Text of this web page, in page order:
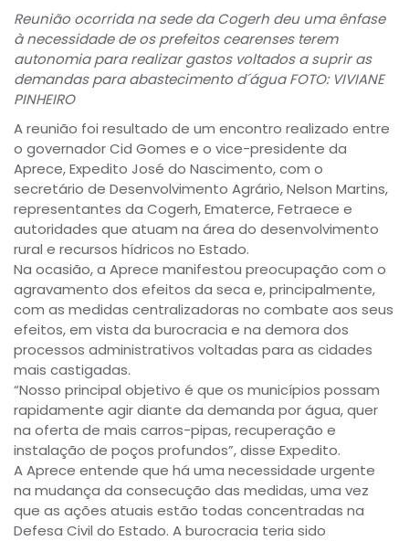
Reunião ocorrida na sede da Cogerh deu uma ênfase
à necessidade de os prefeitos cearenses terem
autonomia para realizar gastos voltados a suprir as
demandas para abastecimento d´água FOTO: VIVIANE
PINHEIRO
A reunião foi resultado de um encontro realizado entre
o governador Cid Gomes e o vice-presidente da
Aprece, Expedito José do Nascimento, com o
secretário de Desenvolvimento Agrário, Nelson Martins,
representantes da Cogerh, Ematerce, Fetraece e
autoridades que atuam na área do desenvolvimento
rural e recursos hídricos no Estado.
Na ocasião, a Aprece manifestou preocupação com o
agravamento dos efeitos da seca e, principalmente,
com as medidas centralizadoras no combate aos seus
efeitos, em vista da burocracia e na demora dos
processos administrativos voltadas para as cidades
mais castigadas.
“Nosso principal objetivo é que os municípios possam
rapidamente agir diante da demanda por água, quer
na oferta de mais carros-pipas, recuperação e
instalação de poços profundos”, disse Expedito.
A Aprece entende que há uma necessidade urgente
na mudança da consecução das medidas, uma vez
que as ações atuais estão todas concentradas na
Defesa Civil do Estado. A burocracia teria sido